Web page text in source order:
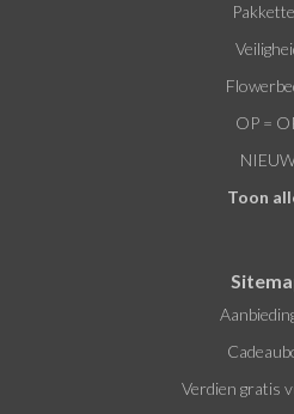
OP =
Toon
Verdien gratis